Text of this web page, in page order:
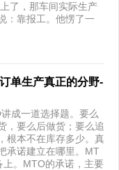
了，那车间实际生产
：靠报工。他愣了一
单生产真正的分野-
成一道选择题。要么
，要么后做货；要么追
根本不在库存多少。真
承诺建立在哪里。MT
上。MTO的承诺，主要